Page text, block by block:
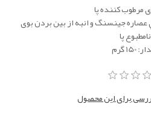
مرطوب کننده پا
جينسنگ و انبه از بین بردن بوی
نامطبوع پا
گرم
برای این محصول